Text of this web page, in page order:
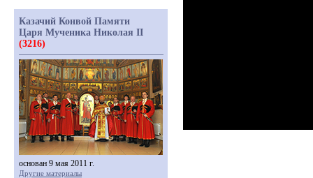
Казачий Конвой Памяти
Царя Мученика Николая II
(3216)
основан 9 мая 2011 г.
Другие материалы